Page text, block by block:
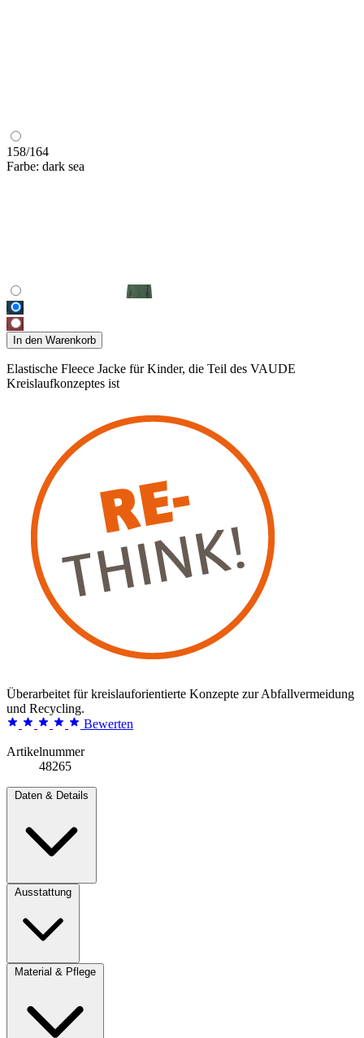
158/164
Farbe: dark sea
In den Warenkorb
Elastische Fleece Jacke für Kinder, die Teil des VAUDE
Kreislaufkonzeptes ist
Überarbeitet für kreislauforientierte Konzepte zur Abfallvermeidung
und Recycling.
Bewerten
Artikelnummer
48265
Daten & Details
Ausstattung
Material & Pflege